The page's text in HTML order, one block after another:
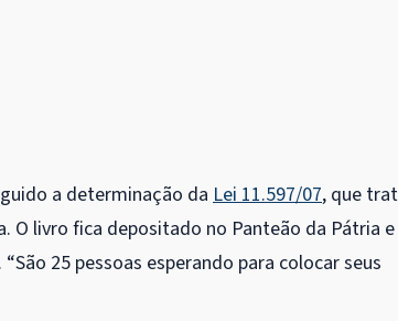
a determinação da Lei 11.597/07, que
O livro fica depositado no Panteão da Pátria
25 pessoas esperando para colocar seus